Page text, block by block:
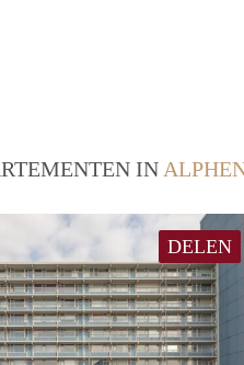
IN
DELEN